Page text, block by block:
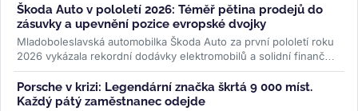
Škoda Auto v pololetí 2026: Téměř pětina prodejů do
zásuvky a upevnění pozice evropské dvojky
Mladoboleslavská automobilka Škoda Auto za první pololetí roku
2026 vykázala rekordní dodávky elektromobilů a solidní finanční
výsledky....>>
Porsche v krizi: Legendární značka škrtá 9 000 míst.
Každý pátý zaměstnanec odejde